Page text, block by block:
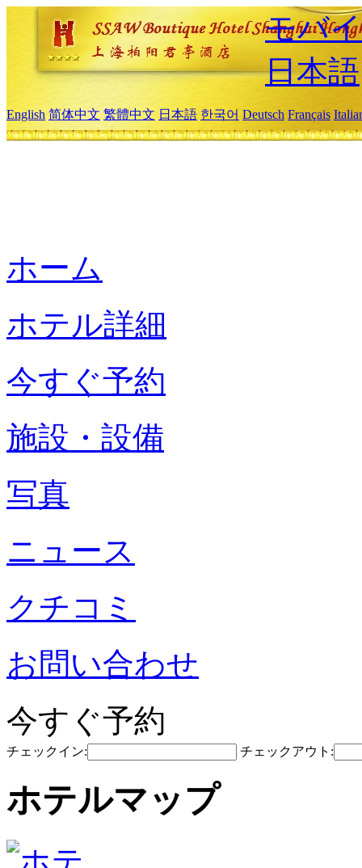
モバ
日本語
English 简体中文 繁體中文 日本語 한국어 Deutsch Français
ホーム
ホテル詳細
今すぐ予約
施設・設備
写真
ニュース
クチコミ
お問い合わせ
今すぐ予約
チェックイン: チェックアウト:
ホテルマップ